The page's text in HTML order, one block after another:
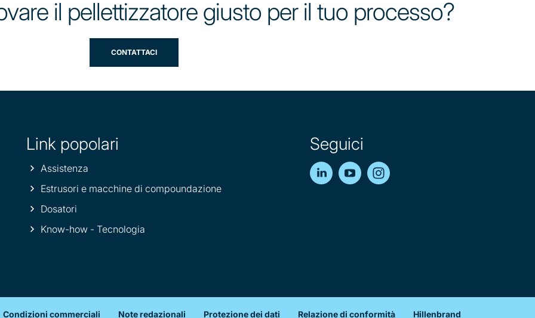
il pellettizzatore giusto per il tuo processo?
CONTATTACI
Link popolari
Assistenza
Estrusori e macchine di compoundazione
Dosatori
Know-how - Tecnologia
Seguici
LinkedInYouTube
Condizioni commerciali Note redazionali Protezione dei dati Relazione di conformità Hillenbrand